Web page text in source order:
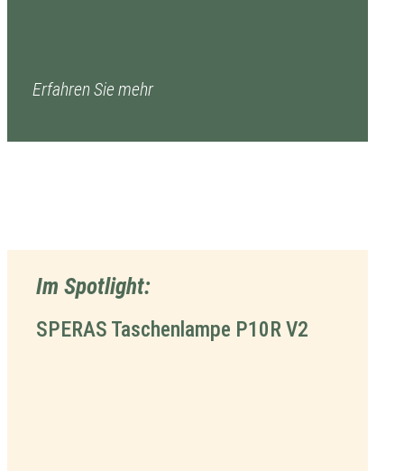
Erfahren Sie mehr
Im Spotlight:
SPERAS Taschenlampe P10R V2